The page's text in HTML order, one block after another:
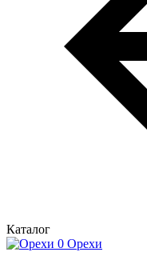
Каталог
Орехи